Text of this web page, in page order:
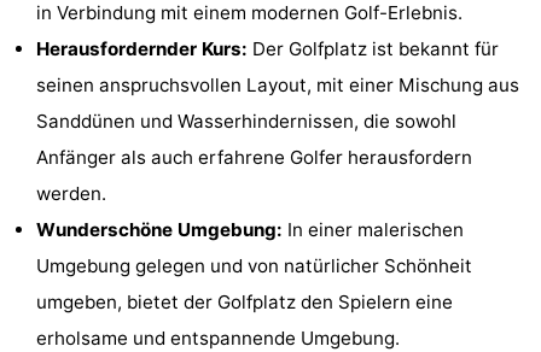
zee
Zimmer
Frühstück)
Strand
&
-
Museen
Denkmäler
in Verbindung mit einem modernen Golf-Erlebnis.
Herausfordernder Kurs: Der Golfplatz ist bekannt für
seinen anspruchsvollen Layout, mit einer Mischung aus
Sanddünen und Wasserhindernissen, die sowohl
Anfänger als auch erfahrene Golfer herausfordern
werden.
Wunderschöne Umgebung: In einer malerischen
Umgebung gelegen und von natürlicher Schönheit
umgeben, bietet der Golfplatz den Spielern eine
erholsame und entspannende Umgebung.